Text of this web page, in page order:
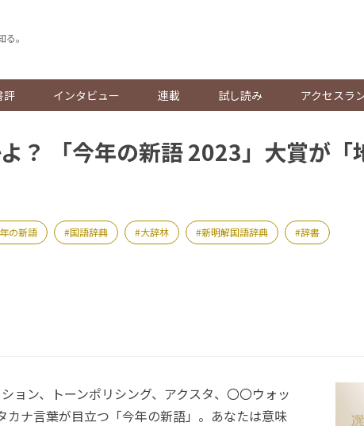
。
評 インタビュー 連載 試し読み アクセスラ
？ 「今年の新語 2023」大賞が「
の新語 国語辞典 大辞林 新明解国語辞典 辞書
ョン、トーンポリシング、アクスタ、〇〇ウォッ
カナ言葉が目立つ「今年の新語」。あなたは意味